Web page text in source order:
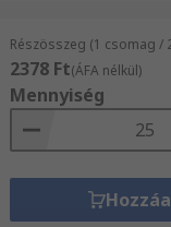
Részösszeg (1 csomag /
2378 Ft(ÁFA nélkül)
Mennyiség